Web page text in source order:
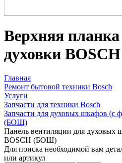
Верхняя
духовки
Главная
Ремонт бытовой техники Bosch
Услуги
Запчасти для техники Bosch
Запчасти для духовых шкафов (с
(БОШ)
Панель вентиляции для духовых
BOSCH (БОШ)
Для поиска необходимой вам
или артикул